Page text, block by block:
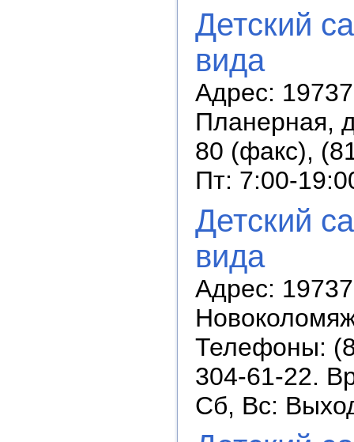
Детский
вида
Адрес:
Планерная,
80 (факс),
Пт: 7:00-
Детский
вида
Адрес:
Телефоны:
304-61-22.
Сб, Вс: